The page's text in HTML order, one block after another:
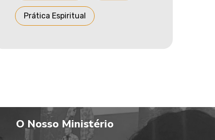
Prática Espiritual
O Nosso Ministério